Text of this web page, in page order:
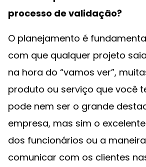
processo de validação?
O planejamento é
com que qualquer projeto
na hora do “vamos ver”,
produto ou serviço que você
pode nem ser o grande
empresa, mas sim o
dos funcionários ou a
comunicar com os clientes